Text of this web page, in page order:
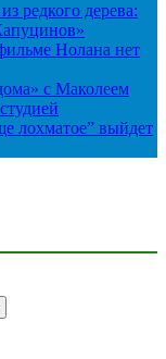
редкого дерева:
Нолана нет
с Маколеем
лохматое” выйдет